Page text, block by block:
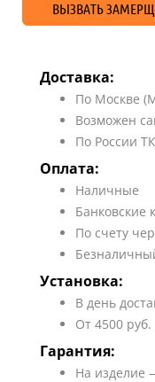
ВЫЗВАТЬ
Доставка:
По Москве
Возможен
По России ТК
Оплата:
Наличные
Банковские
По счету
Установка:
В день
От 4500 руб.
Гарантия:
На изделие